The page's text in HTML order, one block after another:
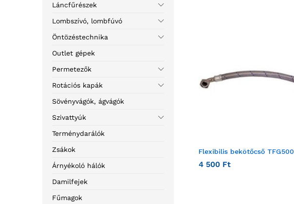
Flexibilis bekötőcső TFG500
4 500 Ft
Láncfűrészek
Lombszívó, lombfúvó
Öntözéstechnika
Outlet gépek
Permetezők
Rotációs kapák
Sövényvágók, ágvágók
Szivattyúk
Terménydarálók
Zsákok
Árnyékoló hálók
Damilfejek
Fűmagok